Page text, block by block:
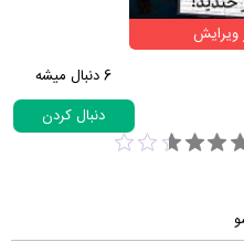
ویرایش
6دنبال میشه
دنبال کردن